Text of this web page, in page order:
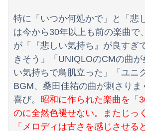
特に「いつか何処かで」と「悲
は今から30年以上も前の楽曲で
が「『悲しい気持ち』が良すぎ
きそう」「UNIQLOのCMの曲
い気持ちで鳥肌立った」「ユニ
BGM、桑田佳祐の曲が刺さりま
喜び。 昭和に作られた楽曲を「
のに全然色褪せない。またじっ
「メロディは古さを感じさせる